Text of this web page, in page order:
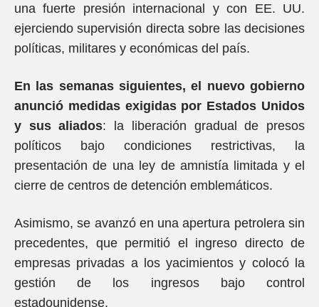
una fuerte presión internacional y con EE. UU.
ejerciendo supervisión directa sobre las decisiones
políticas, militares y económicas del país.
En las semanas siguientes, el nuevo gobierno
anunció medidas exigidas por Estados Unidos
y sus aliados: la liberación gradual de presos
políticos bajo condiciones restrictivas, la
presentación de una ley de amnistía limitada y el
cierre de centros de detención emblemáticos.
Asimismo, se avanzó en una apertura petrolera sin
precedentes, que permitió el ingreso directo de
empresas privadas a los yacimientos y colocó la
gestión de los ingresos bajo control
estadounidense.